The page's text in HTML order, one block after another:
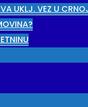
UKLJ. VEZ U